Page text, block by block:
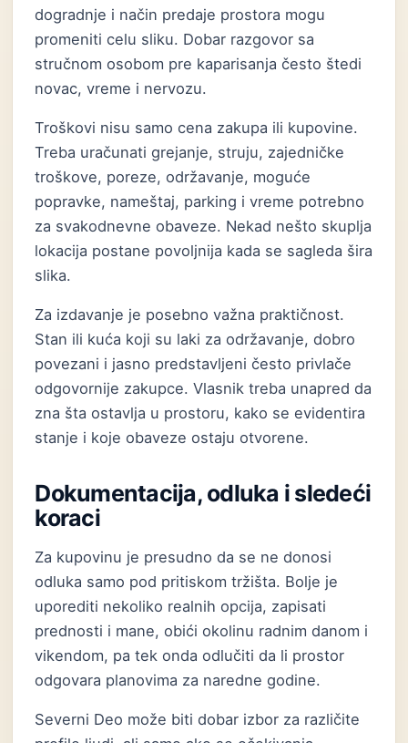
dogradnje i način predaje prostora mogu
promeniti celu sliku. Dobar razgovor sa
stručnom osobom pre kaparisanja često štedi
novac, vreme i nervozu.
Troškovi nisu samo cena zakupa ili kupovine.
Treba uračunati grejanje, struju, zajedničke
troškove, poreze, održavanje, moguće
popravke, nameštaj, parking i vreme potrebno
za svakodnevne obaveze. Nekad nešto skuplja
lokacija postane povoljnija kada se sagleda šira
slika.
Za izdavanje je posebno važna praktičnost.
Stan ili kuća koji su laki za održavanje, dobro
povezani i jasno predstavljeni često privlače
odgovornije zakupce. Vlasnik treba unapred da
zna šta ostavlja u prostoru, kako se evidentira
stanje i koje obaveze ostaju otvorene.
Dokumentacija, odluka i sledeći
koraci
Za kupovinu je presudno da se ne donosi
odluka samo pod pritiskom tržišta. Bolje je
uporediti nekoliko realnih opcija, zapisati
prednosti i mane, obići okolinu radnim danom i
vikendom, pa tek onda odlučiti da li prostor
odgovara planovima za naredne godine.
Severni Deo može biti dobar izbor za različite